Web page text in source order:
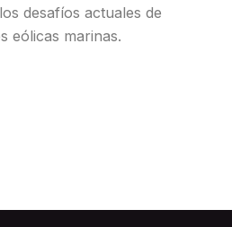
desafíos actuales de
eólicas marinas.